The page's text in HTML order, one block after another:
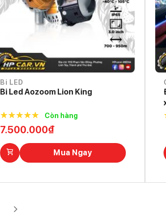
Bi LED
Bi Led Aozoom Lion King
7.500.000₫
5.0out of
5
Còn hàng
Mua Ngay